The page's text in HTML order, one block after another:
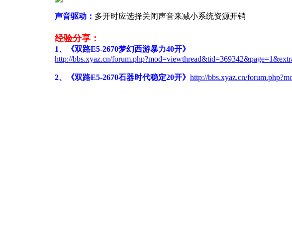
声音驱动： 多开时应选择关闭声音来减小系统资源开销
经验分享：
1、《双路E5-2670梦幻西游暴力40开》
http://bbs.xyaz.cn/
2、《双路E5-2670石器时代稳定20开》 http://bbs.xyaz.cn/